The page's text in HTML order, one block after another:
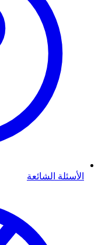
الأسئلة الشائعة